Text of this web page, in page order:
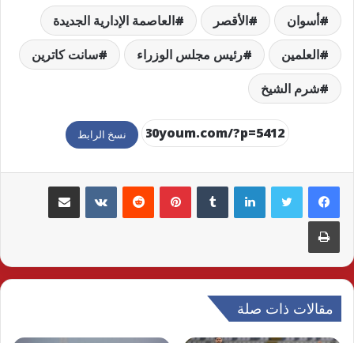
أسوان الأقصر
العاصمة الإدارية الجديدة
العلمين
رئيس مجلس الوزراء
سانت كاترين
شرم الشيخ
نسخ الرابط
لينكدإن بينتيريست مشاركة عبر البريد
طباعة
مقالات ذات صلة